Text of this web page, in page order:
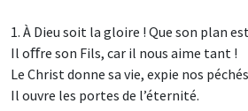
1. À Dieu soit la gloire ! Que son plan
Il oﬀre son Fils, car il nous aime tant !
Le Christ donne sa vie, expie nos
Il ouvre les portes de l’éternité.